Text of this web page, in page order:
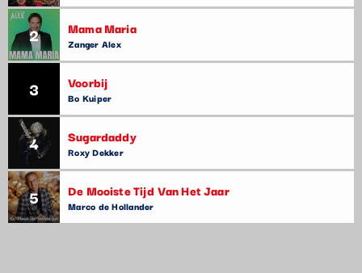
2 Mama Maria
Zanger Alex
3 Voorbij
Bo Kuiper
4 Sugardaddy
Roxy Dekker
5 De Mooiste Tijd Van Het Jaar
Marco de Hollander